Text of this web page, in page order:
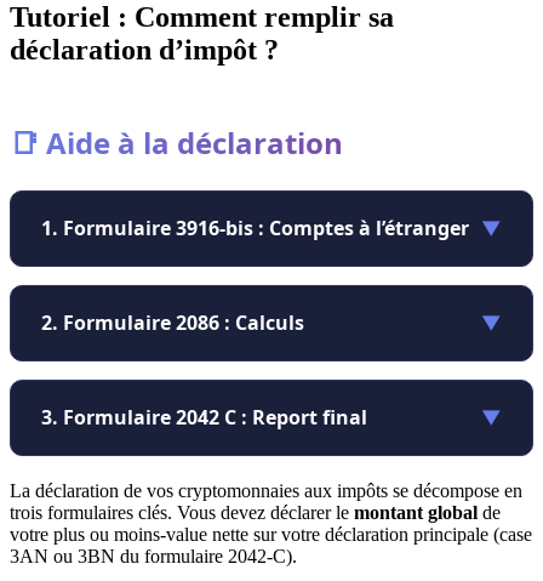
Tutoriel : Comment remplir sa
déclaration d’impôt ?
📑 Aide à la déclaration
1. Formulaire 3916-bis : Comptes à l’étranger ▼
Pour tous les comptes hors France (Binance,
d’actifs numériques » au début de votre déclaration.
2. Formulaire 2086 : Calculs ▼
C’est l’annexe où vous listez chaque cession. Le
formulaire calcule automatiquement la plus ou
moins-value globale de l’année.
3. Formulaire 2042 C : Report final ▼
Une fois la 2086 remplie, reportez le résultat final ici :
Case 3AN(si Gain) ou3BN(si Perte).
La déclaration de vos cryptomonnaies aux impôts se décompose en
trois formulaires clés. Vous devez déclarer le montant global de
votre plus ou moins-value nette sur votre déclaration principale (case
3AN ou 3BN du formulaire 2042-C).